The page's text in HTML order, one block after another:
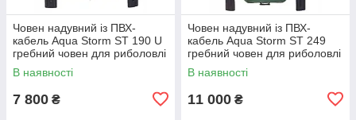
Човен надувний із ПВХ-
кабель Aqua Storm ST 190 U
гребний човен для риболовлі
1-місний вимкнений
В наявності
7 800 ₴
Човен надувний із ПВХ-
кабель Aqua Storm ST 249
гребний човен для риболовлі
2-місний
В наявності
11 000 ₴